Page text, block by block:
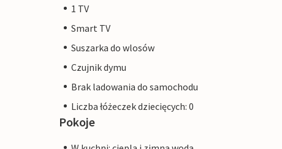
1 TV
Smart TV
Suszarka do wlosów
Czujnik dymu
Brak ladowania do samochodu
Liczba łóżeczek dziecięcych: 0
Pokoje